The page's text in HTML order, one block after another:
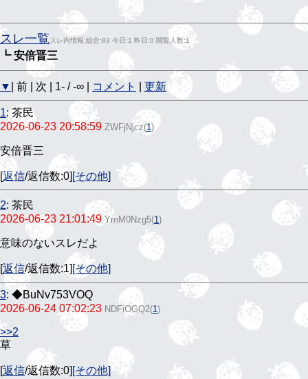
スレ一覧 スレ内情報:総合:83 今日:1 昨日:0 閲覧人数:1
┗ 安倍晋三
▼ | 前 | 次 | 1- / -∞ | コメント 更新
1:茶民
2026-06-23 20:58:59 ZWFjNjcz(1)
安倍晋三
[返信/返信数:0] [その他]
2: 茶民
2026-06-23 21:01:49 YmM0Nzg5(1)
意味のないスレだよ
[返信/返信数:1] [その他]
3: ◆BuNv753VOQ
2026-06-24 07:02:23 NDFiOGQ2(1)
>>2
草
[返信/返信数:0] [その他]